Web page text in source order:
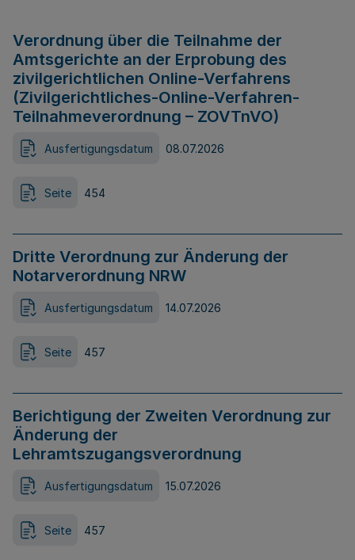
Verordnung über die Teilnahme der
Amtsgerichte an der Erprobung des
zivilgerichtlichen Online-Verfahrens
(Zivilgerichtliches-Online-Verfahren-
Teilnahmeverordnung – ZOVTnVO)
Ausfertigungsdatum 08.07.2026
Seite 454
Dritte Verordnung zur Änderung der
Notarverordnung NRW
Ausfertigungsdatum 14.07.2026
Seite 457
Berichtigung der Zweiten Verordnung zur
Änderung der
Lehramtszugangsverordnung
Ausfertigungsdatum 15.07.2026
Seite 457